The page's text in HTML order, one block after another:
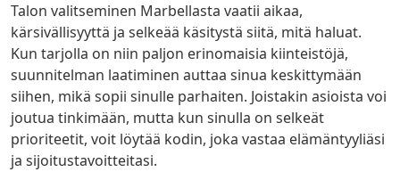
Talon valitseminen Marbellasta vaatii aikaa,
kärsivällisyyttä ja selkeää käsitystä siitä, mitä haluat.
Kun tarjolla on niin paljon erinomaisia kiinteistöjä,
suunnitelman laatiminen auttaa sinua keskittymään
siihen, mikä sopii sinulle parhaiten. Joistakin asioista voi
joutua tinkimään, mutta kun sinulla on selkeät
prioriteetit, voit löytää kodin, joka vastaa elämäntyyliäsi
ja sijoitustavoitteitasi.